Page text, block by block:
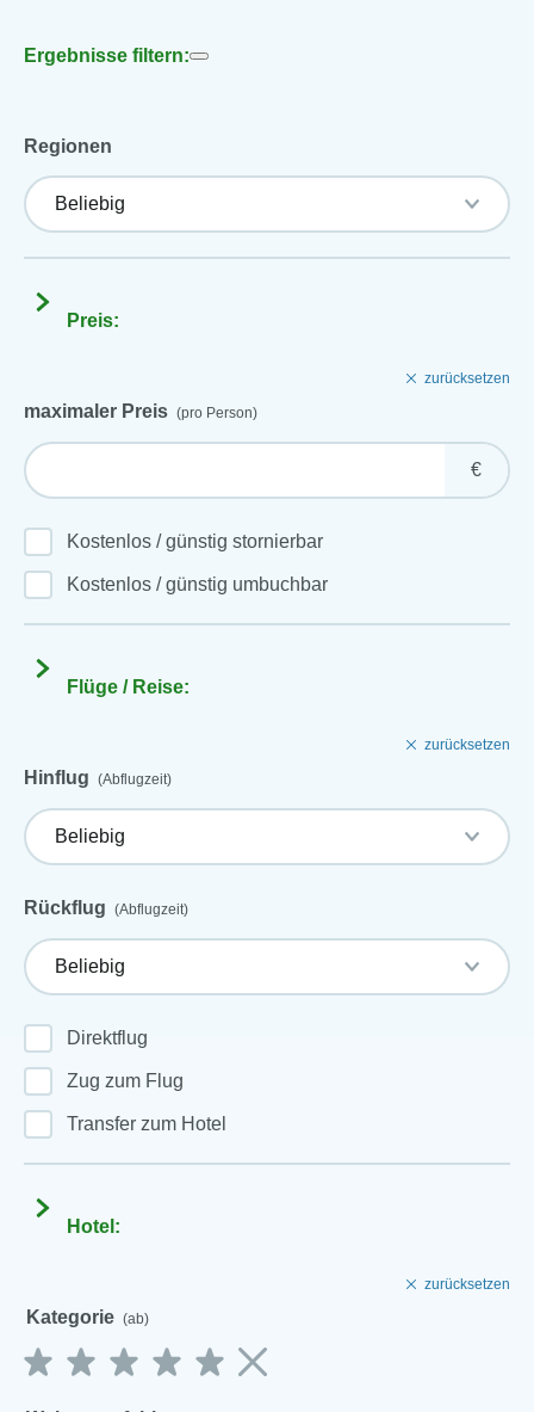
Ergebnisse filtern:
Regionen
Preis:
zurücksetzen
maximaler Preis (pro Person)
€
Kostenlos / günstig stornierbar
Kostenlos / günstig umbuchbar
Flüge / Reise:
zurücksetzen
Hinflug (Abflugzeit)
Rückflug (Abflugzeit)
Direktflug
Zug zum Flug
Transfer zum Hotel
Hotel:
zurücksetzen
Kategorie (ab)